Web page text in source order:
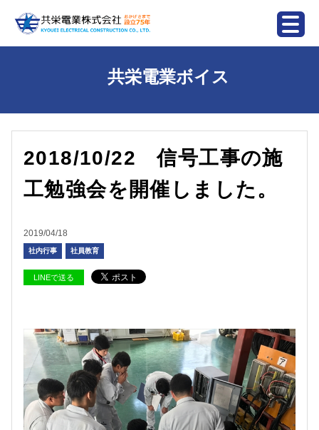
共栄電業ボイス
2018/10/22 信号工事の施
工勉強会を開催しました。
2019/04/18
社内行事 社員教育
LINEで送る